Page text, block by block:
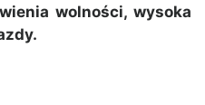
wolności, wysoka